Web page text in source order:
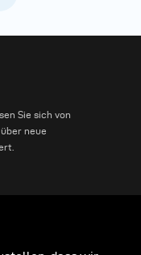
Sie sich von
neue